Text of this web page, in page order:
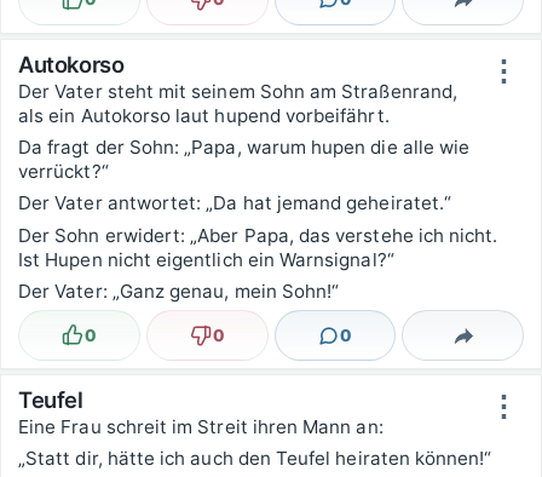
Lustig Nicht lustig Kommentare Teilen
⋮
Autokorso
Der Vater steht mit seinem Sohn am Straßenrand,
als ein Autokorso laut hupend vorbeifährt.
Da fragt der Sohn: „Papa, warum hupen die alle wie
verrückt?“
Der Vater antwortet: „Da hat jemand geheiratet.“
Der Sohn erwidert: „Aber Papa, das verstehe ich nicht.
Ist Hupen nicht eigentlich ein Warnsignal?“
Der Vater: „Ganz genau, mein Sohn!“
Lustig
0 Nicht lustig
0 0
Kommentare Teilen
⋮
Teufel
Eine Frau schreit im Streit ihren Mann an:
„Statt dir, hätte ich auch den Teufel heiraten können!“